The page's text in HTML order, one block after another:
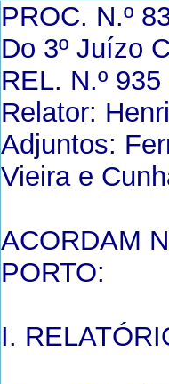
PROC. N.º
Do 3º Juízo
REL. N.º 935
Relator:
Adjuntos:
Vieira e
ACORDAM
PORTO:
I.